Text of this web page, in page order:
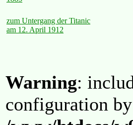
zum Untergang der Titanic
am 12. April 1912
Warning:
configuration